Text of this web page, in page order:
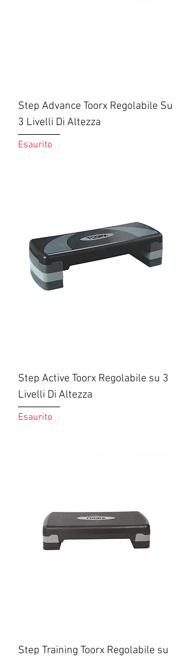
Step Advance Toorx Regolabile Su
3 Livelli Di Altezza
Esaurito
Step Active Toorx Regolabile su 3
Livelli Di Altezza
Esaurito
Step Training Toorx Regolabile su